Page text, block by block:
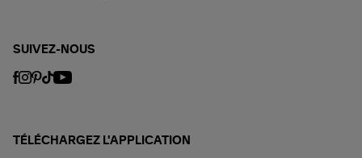
SUIVEZ-NOUS
TÉLÉCHARGEZ L'APPLICATION